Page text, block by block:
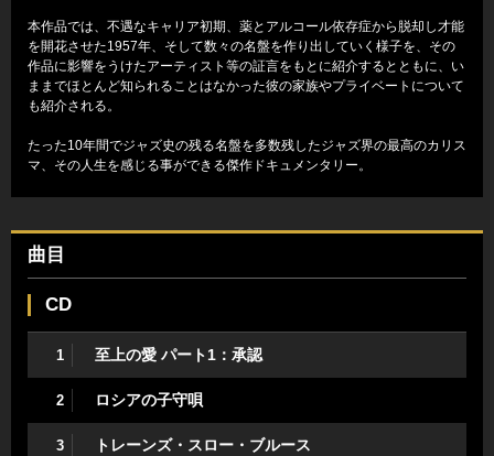
本作品では、不遇なキャリア初期、薬とアルコール依存症から脱却し才能
を開花させた1957年、そして数々の名盤を作り出していく様子を、その
作品に影響をうけたアーティスト等の証言をもとに紹介するとともに、い
ままでほとんど知られることはなかった彼の家族やプライベートについて
も紹介される。
たった10年間でジャズ史の残る名盤を多数残したジャズ界の最高のカリス
マ、その人生を感じる事ができる傑作ドキュメンタリー。
曲目
CD
1 至上の愛 パート1：承認
2 ロシアの子守唄
3 トレーンズ・スロー・ブルース